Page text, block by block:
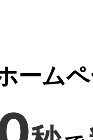
ーム